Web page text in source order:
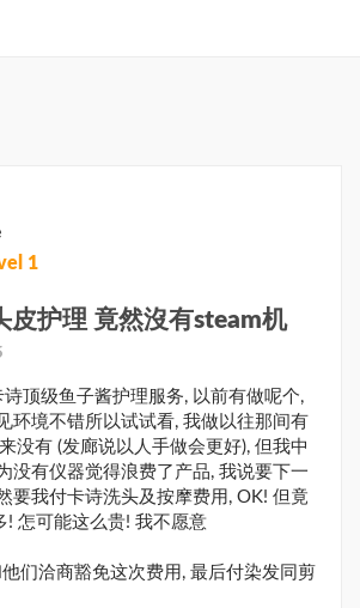
1
皮护理 竟然沒有steam机
顶级鱼子酱护理服务, 以前有做呢个,
环境不错所以试试看, 我做以往那间有
没有 (发廊说以人手做会更好), 但我中
没有仪器觉得浪费了产品, 我说要下一
要我付卡诗洗头及按摩费用, OK! 但竟
! 怎可能这么贵! 我不愿意
们洽商豁免这次费用, 最后付染发同剪